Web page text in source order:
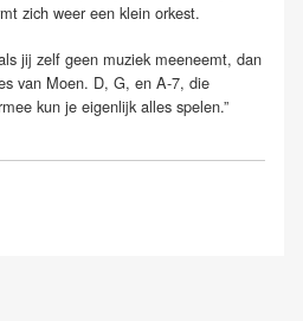
zich weer een klein orkest.
jij zelf geen muziek meeneemt, dan
van Moen. D, G, en A-7, die
kun je eigenlijk alles spelen.”